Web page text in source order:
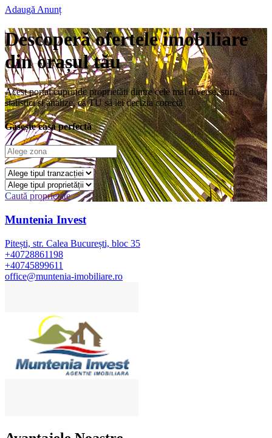
Adaugă Anunț
Descoperă ofertele imobiliare
din orașul tău
Acest portal cuprinde proprietăți dintre cele mai diverse, știri,
statistici și analize, ca TU să iei decizia corectă
Găsește casa perfectă
Caută proprietate
Muntenia Invest
Pitești, str. Calea București, bloc 35
+40728861198
+40745899611
office@muntenia-imobiliare.ro